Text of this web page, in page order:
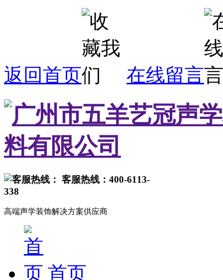
返回首页 在线留言
客服热线：400-6113-
338
高端声学装饰解决方案供应商
首页